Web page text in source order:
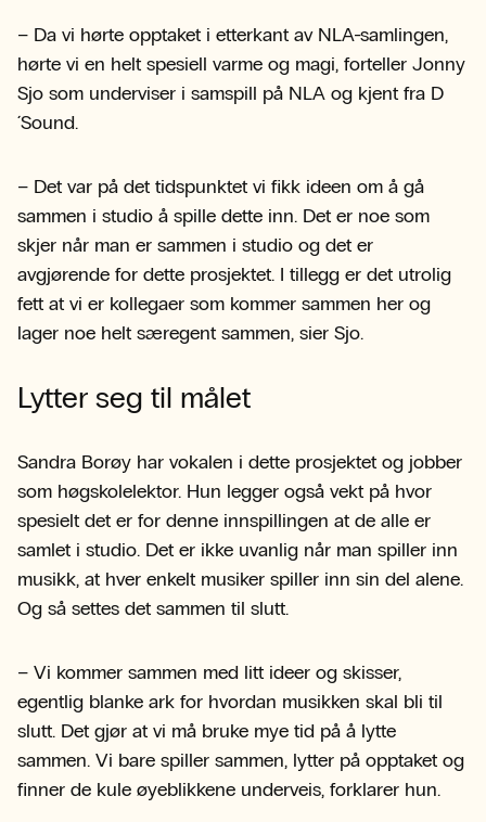
– Da vi hørte opptaket i etterkant av NLA-samlingen,
hørte vi en helt spesiell varme og magi, forteller Jonny
Sjo som underviser i samspill på NLA og kjent fra D
´Sound.
– Det var på det tidspunktet vi fikk ideen om å gå
sammen i studio å spille dette inn. Det er noe som
skjer når man er sammen i studio og det er
avgjørende for dette prosjektet. I tillegg er det utrolig
fett at vi er kollegaer som kommer sammen her og
lager noe helt særegent sammen, sier Sjo.
Lytter seg til målet
Sandra Borøy har vokalen i dette prosjektet og jobber
som høgskolelektor. Hun legger også vekt på hvor
spesielt det er for denne innspillingen at de alle er
samlet i studio. Det er ikke uvanlig når man spiller inn
musikk, at hver enkelt musiker spiller inn sin del alene.
Og så settes det sammen til slutt.
– Vi kommer sammen med litt ideer og skisser,
egentlig blanke ark for hvordan musikken skal bli til
slutt. Det gjør at vi må bruke mye tid på å lytte
sammen. Vi bare spiller sammen, lytter på opptaket og
finner de kule øyeblikkene underveis, forklarer hun.